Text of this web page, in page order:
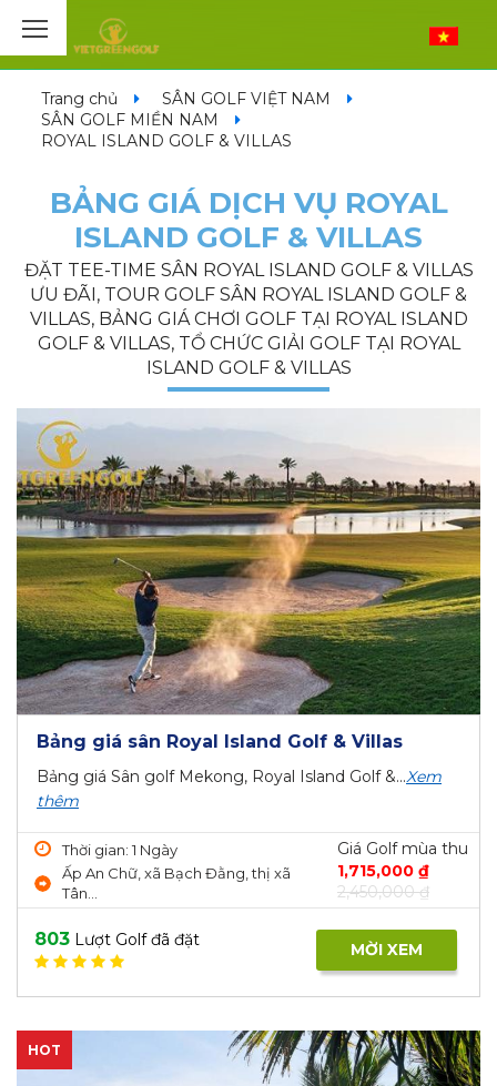
Trang chủ
SÂN GOLF VIỆT NAM
SÂN GOLF MIỀN NAM
ROYAL ISLAND GOLF & VILLAS
BẢNG GIÁ DỊCH VỤ ROYAL
ISLAND GOLF & VILLAS
ĐẶT TEE-TIME SÂN ROYAL ISLAND GOLF & VILLAS
ƯU ĐÃI, TOUR GOLF SÂN ROYAL ISLAND GOLF &
VILLAS, BẢNG GIÁ CHƠI GOLF TẠI ROYAL ISLAND
GOLF & VILLAS, TỔ CHỨC GIẢI GOLF TẠI ROYAL
ISLAND GOLF & VILLAS
Bảng giá sân Royal Island Golf & Villas
Bảng giá Sân golf Mekong, Royal Island Golf &...Xem
thêm
Thời gian: 1 Ngày
Ấp An Chữ, xã Bạch Đằng, thị xã
Tân...
Giá Golf mùa thu
1,715,000 ₫
2,450,000 ₫
803 Lượt Golf đã đặt MỜI XEM
HOT